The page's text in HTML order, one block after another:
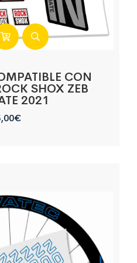
CON
SHOX ZEB
2021
€